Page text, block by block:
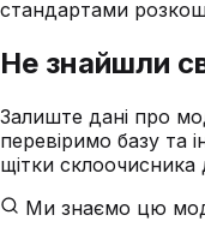
стандартами
Не знайшли
Залиште дані про
перевіримо базу та
щітки
Ми знаємо цю